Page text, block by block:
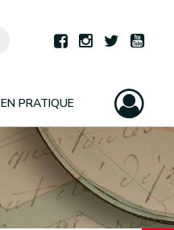
EN PRATIQUE